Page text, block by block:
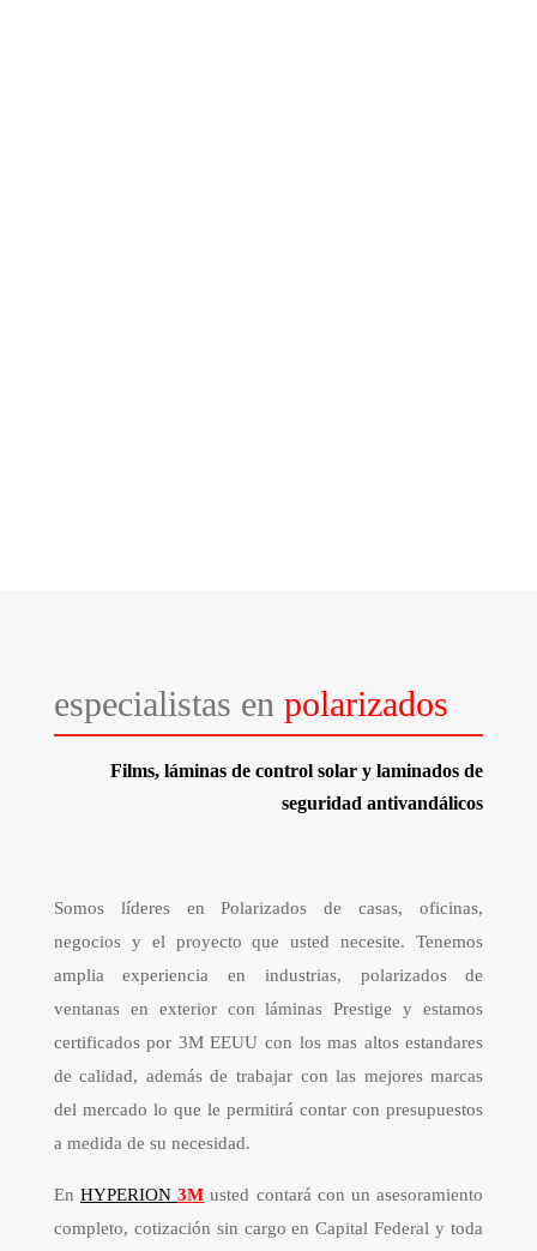
especialistas en polarizados
Films, láminas de control solar y laminados de
seguridad antivandálicos
Somos líderes en Polarizados de casas, oficinas,
negocios y el proyecto que usted necesite. Tenemos
amplia experiencia en industrias, polarizados de
ventanas en exterior con láminas Prestige y estamos
certificados por 3M EEUU con los mas altos estandares
de calidad, además de trabajar con las mejores marcas
del mercado lo que le permitirá contar con presupuestos
a medida de su necesidad.
En HYPERION3M usted contará con un asesoramiento
completo, cotización sin cargo en Capital Federal y toda